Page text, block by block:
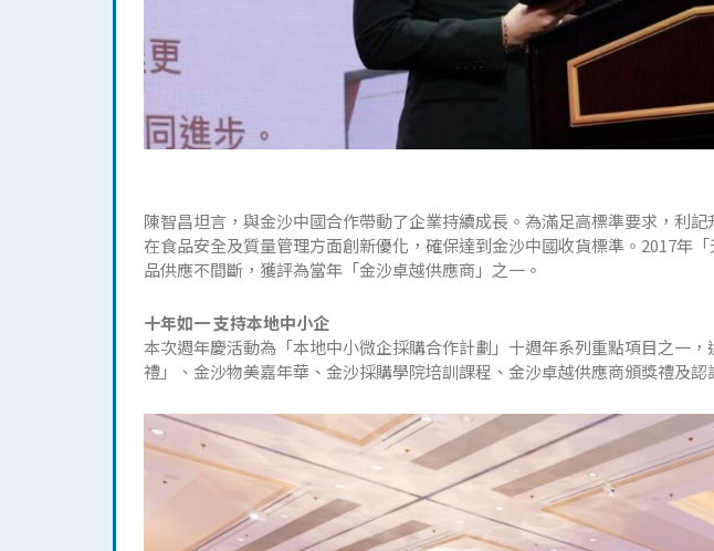
陳智昌坦言，與金沙中國合作帶動了企業持續成長。為滿足高標準要求，利
在食品安全及質量管理方面創新優化，確保達到金沙中國收貨標準。2017年
品供應不間斷，獲評為當年「金沙卓越供應商」之一。
十年如一 支持本地中小企
本次週年慶活動為「本地中小微企採購合作計劃」十週年系列重點項目之一
禮」、金沙物美嘉年華、金沙採購學院培訓課程、金沙卓越供應商頒獎禮及認